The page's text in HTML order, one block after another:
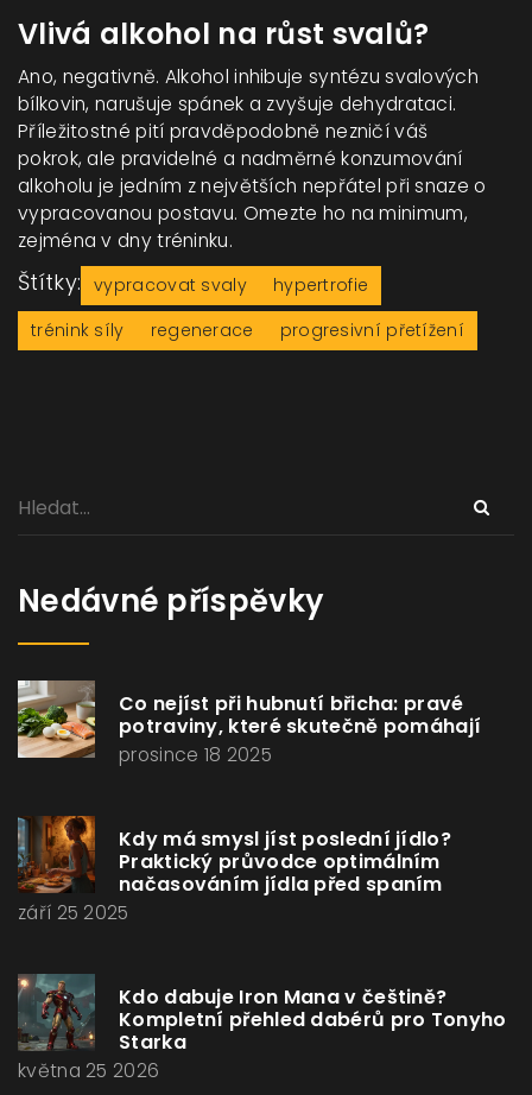
Vlivá alkohol na růst svalů?
Ano, negativně. Alkohol inhibuje syntézu svalových
bílkovin, narušuje spánek a zvyšuje dehydrataci.
Příležitostné pití pravděpodobně nezničí váš
pokrok, ale pravidelné a nadměrné konzumování
alkoholu je jedním z největších nepřátel při snaze o
vypracovanou postavu. Omezte ho na minimum,
zejména v dny tréninku.
Štítky: vypracovat svaly
hypertrofie
trénink síly
regenerace progresivní přetížení
Nedávné příspěvky
Co nejíst při hubnutí břicha: pravé
potraviny, které skutečně pomáhají
prosince 18 2025
Kdy má smysl jíst poslední jídlo?
Praktický průvodce optimálním
načasováním jídla před spaním
září 25 2025
Kdo dabuje Iron Mana v češtině?
Kompletní přehled dabérů pro Tonyho
Starka
května 25 2026